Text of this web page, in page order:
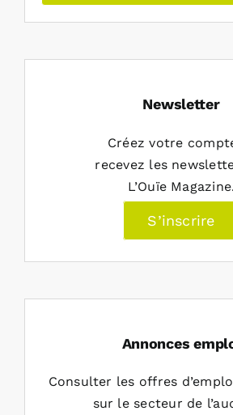
Newsletter
Créez votre
recevez les
L’Ouïe Magazine.
S’inscrire
Annonces
Consulter les offres
sur le secteur de